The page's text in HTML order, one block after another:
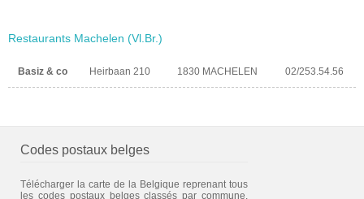
Restaurants Machelen (Vl.Br.)
Basiz & co Heirbaan 210 1830 MACHELEN 02/253.54.56
Codes postaux belges
Télécharger la carte de la Belgique reprenant tous
les codes postaux belges classés par commune.